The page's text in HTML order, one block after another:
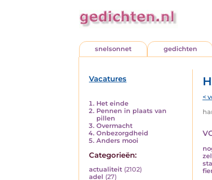
snelsonnet gedichten
Vacatures
Het einde
Pennen in plaats van
pillen
Overmacht
Onbezorgdheid
Anders mooi
Categorieën:
actualiteit (2102)
adel (27)
<